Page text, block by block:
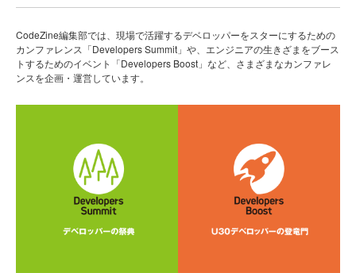
CodeZine編集部では、現場で活躍するデベロッパーをスターにするための
カンファレンス「Developers Summit」や、エンジニアの生きざまをブース
トするためのイベント「Developers Boost」など、さまざまなカンファレ
ンスを企画・運営しています。